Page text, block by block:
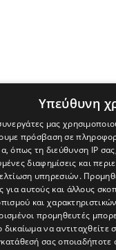
Υπεύθυνη
μας
πρόσβαση σε
όπως τη διεύθυνση IP
διαφημίσεις και
υπηρεσιών.
για αυτούς και άλλους
και
προμηθευτές
δικαίωμα να αντιταχθείτε
σας οποιαδήποτε